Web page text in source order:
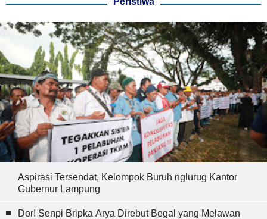
Aspirasi Tersendat, Kelompok Buruh nglurug Kantor
Gubernur Lampung
Dor! Senpi Bripka Arya Direbut Begal yang Melawan